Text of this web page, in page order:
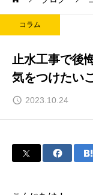
コラム
止水工事で後
気をつけたい
2023.10.24